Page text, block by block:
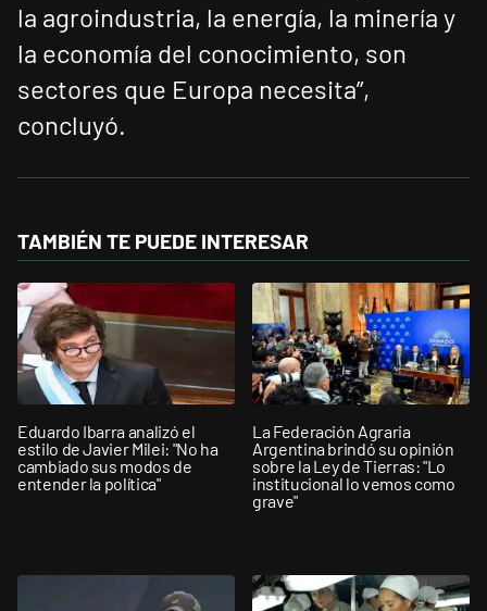
la agroindustria, la energía, la minería y
la economía del conocimiento, son
sectores que Europa necesita”,
concluyó.
TAMBIÉN TE PUEDE INTERESAR
Eduardo Ibarra analizó el
estilo de Javier Milei: "No ha
cambiado sus modos de
entender la política"
La Federación Agraria
Argentina brindó su opinión
sobre la Ley de Tierras: "Lo
institucional lo vemos como
grave"